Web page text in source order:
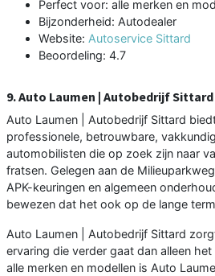
Perfect voor: alle merken en
Bijzonderheid: Autodealer
Website: Autoservice Sittard
Beoordeling: 4.7
9. Auto Laumen | Autobedrijf Sittard
Auto Laumen | Autobedrijf Sittard
professionele, betrouwbare,
automobilisten die op zoek zijn naar
fratsen. Gelegen aan de
APK-keuringen en algemeen
bewezen dat het ook op de lange
Auto Laumen | Autobedrijf Sittard
ervaring die verder gaat dan alleen
alle merken en modellen is Auto